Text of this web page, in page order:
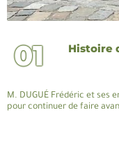
01 Histoire
M. DUGUÉ Frédéric et ses
pour continuer de faire